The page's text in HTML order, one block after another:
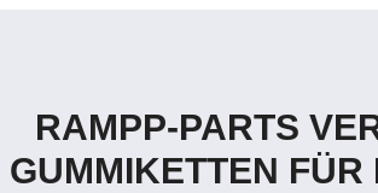
RAMPP-PARTS
GUMMIKETTEN FÜR